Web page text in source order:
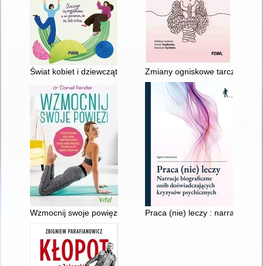
Świat kobiet i dziewcząt z ADHD : dlaczego są wyjątkowe i co
Zmiany ogniskowe tarczycy :
Wzmocnij swoje powięzi : skuteczny program, dzięki któremu
Praca (nie) leczy : narracje